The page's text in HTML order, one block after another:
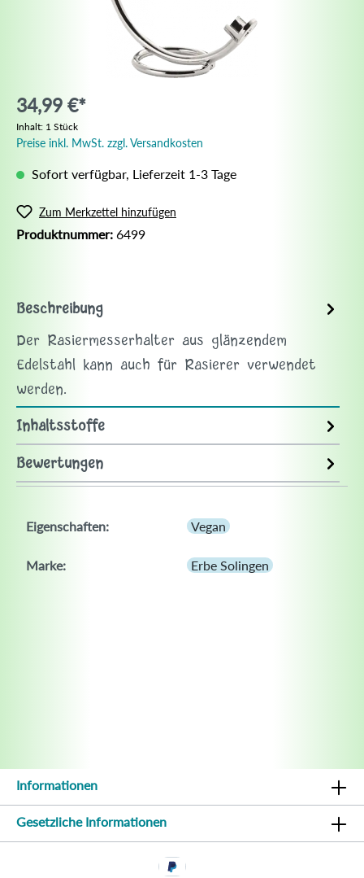
34,99 €*
Inhalt: 1 Stück
Preise inkl. MwSt. zzgl. Versandkosten
Sofort verfügbar, Lieferzeit 1-3 Tage
Zum Merkzettel hinzufügen
Produktnummer: 6499
Beschreibung
Der Rasiermesserhalter aus glänzendem
Edelstahl kann auch für Rasierer verwendet
werden.
Inhaltsstoffe
Bewertungen
Eigenschaften: Vegan
Marke: Erbe Solingen
Informationen
Gesetzliche Informationen